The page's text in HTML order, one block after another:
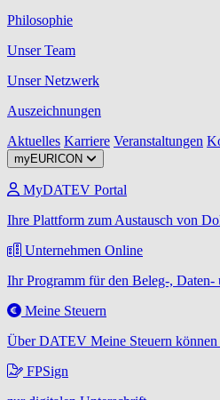
Philosophie
Unser Team
Unser Netzwerk
Auszeichnungen
Aktuelles Karriere Veranstaltungen
myEURICON
MyDATEV Portal
Ihre Plattform zum Austausch von
Unternehmen Online
Ihr Programm für den Beleg-, Daten-
Meine Steuern
Über DATEV Meine Steuern können
FPSign